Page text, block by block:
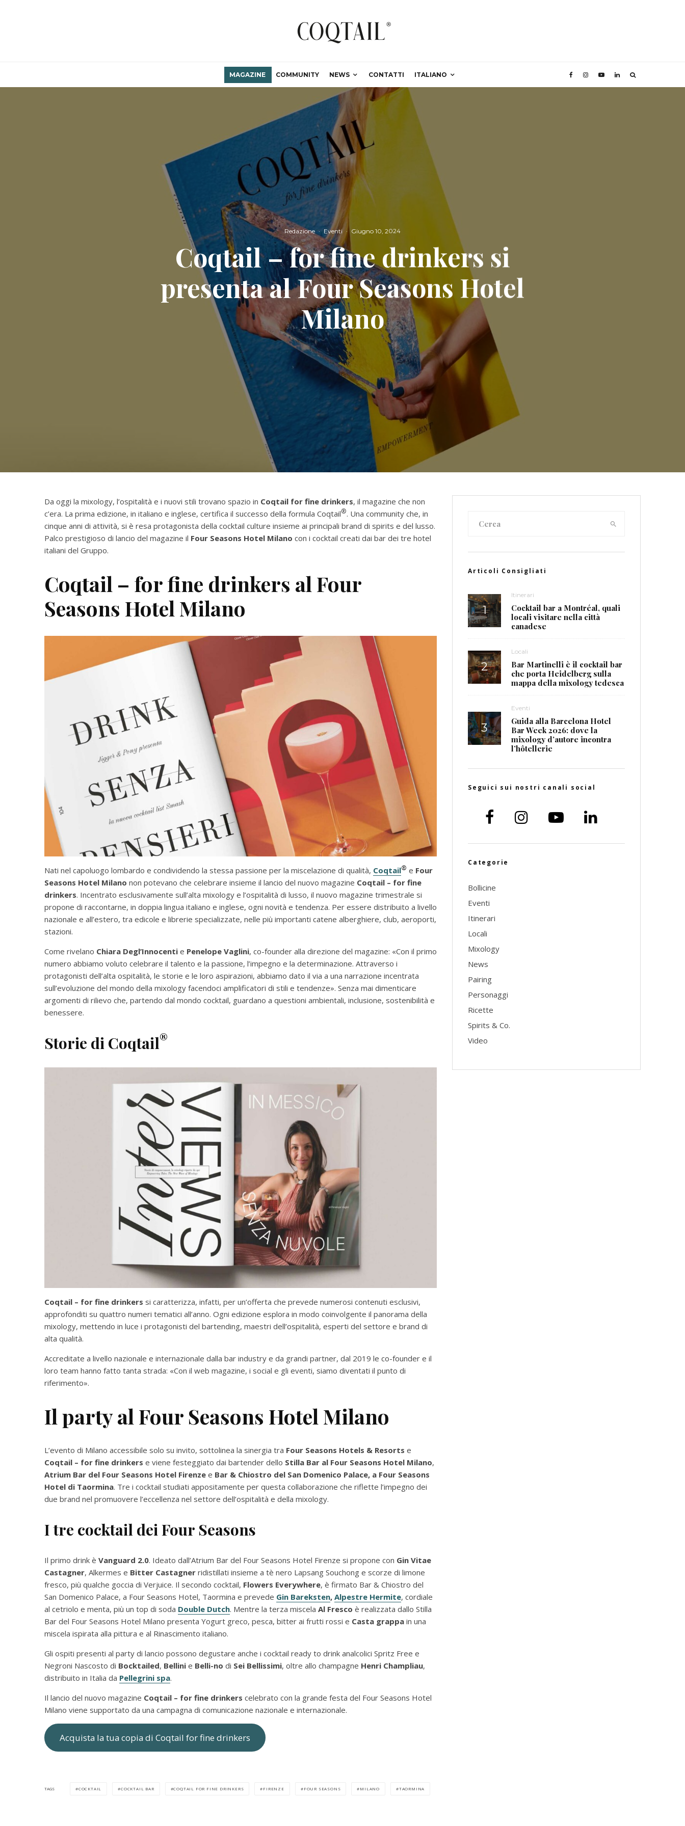
MAGAZINE COMMUNITY NEWS CONTATTI ITALIANO
Redazione · Eventi · Giugno 10, 2024
Coqtail – for fine drinkers si
presenta al Four Seasons Hotel
Milano
Da oggi la mixology, l’ospitalità e i nuovi stili trovano spazio in Coqtail for fine drinkers, il magazine che non
c’era. La prima edizione, in italiano e inglese, certifica il successo della formula Coqtail®. Una community che, in
cinque anni di attività, si è resa protagonista della cocktail culture insieme ai principali brand di spirits e del lusso.
Palco prestigioso di lancio del magazine il Four Seasons Hotel Milano con i cocktail creati dai bar dei tre hotel
italiani del Gruppo.
Coqtail – for fine drinkers al Four
Seasons Hotel Milano
Nati nel capoluogo lombardo e condividendo la stessa passione per la miscelazione di qualità, Coqtail® e Four
Seasons Hotel Milano non potevano che celebrare insieme il lancio del nuovo magazine Coqtail – for fine
drinkers. Incentrato esclusivamente sull’alta mixology e l’ospitalità di lusso, il nuovo magazine trimestrale si
propone di raccontarne, in doppia lingua italiano e inglese, ogni novità e tendenza. Per essere distribuito a livello
nazionale e all’estero, tra edicole e librerie specializzate, nelle più importanti catene alberghiere, club, aeroporti,
stazioni.
Come rivelano Chiara Degl’Innocenti e Penelope Vaglini, co-founder alla direzione del magazine: «Con il primo
numero abbiamo voluto celebrare il talento e la passione, l’impegno e la determinazione. Attraverso i
protagonisti dell’alta ospitalità, le storie e le loro aspirazioni, abbiamo dato il via a una narrazione incentrata
sull’evoluzione del mondo della mixology facendoci amplificatori di stili e tendenze». Senza mai dimenticare
argomenti di rilievo che, partendo dal mondo cocktail, guardano a questioni ambientali, inclusione, sostenibilità e
benessere.
Storie di Coqtail®
Coqtail – for fine drinkers si caratterizza, infatti, per un’offerta che prevede numerosi contenuti esclusivi,
approfonditi su quattro numeri tematici all’anno. Ogni edizione esplora in modo coinvolgente il panorama della
mixology, mettendo in luce i protagonisti del bartending, maestri dell’ospitalità, esperti del settore e brand di
alta qualità.
Accreditate a livello nazionale e internazionale dalla bar industry e da grandi partner, dal 2019 le co-founder e il
loro team hanno fatto tanta strada: «Con il web magazine, i social e gli eventi, siamo diventati il punto di
riferimento».
Il party al Four Seasons Hotel Milano
L’evento di Milano accessibile solo su invito, sottolinea la sinergia tra Four Seasons Hotels & Resorts e
Coqtail – for fine drinkers e viene festeggiato dai bartender dello Stilla Bar al Four Seasons Hotel Milano,
Atrium Bar del Four Seasons Hotel Firenze e Bar & Chiostro del San Domenico Palace, a Four Seasons
Hotel di Taormina. Tre i cocktail studiati appositamente per questa collaborazione che riflette l’impegno dei
due brand nel promuovere l’eccellenza nel settore dell’ospitalità e della mixology.
I tre cocktail dei Four Seasons
Il primo drink è Vanguard 2.0. Ideato dall’Atrium Bar del Four Seasons Hotel Firenze si propone con Gin Vitae
Castagner, Alkermes e Bitter Castagner ridistillati insieme a tè nero Lapsang Souchong e scorze di limone
fresco, più qualche goccia di Verjuice. Il secondo cocktail, Flowers Everywhere, è firmato Bar & Chiostro del
San Domenico Palace, a Four Seasons Hotel, Taormina e prevede Gin Bareksten, Alpestre Hermite, cordiale
al cetriolo e menta, più un top di soda Double Dutch. Mentre la terza miscela Al Fresco è realizzata dallo Stilla
Bar del Four Seasons Hotel Milano presenta Yogurt greco, pesca, bitter ai frutti rossi e Casta grappa in una
miscela ispirata alla pittura e al Rinascimento italiano.
Gli ospiti presenti al party di lancio possono degustare anche i cocktail ready to drink analcolici Spritz Free e
Negroni Nascosto di Bocktailed, Bellini e Belli-no di Sei Bellissimi, oltre allo champagne Henri Champliau,
distribuito in Italia da Pellegrini spa.
Il lancio del nuovo magazine Coqtail – for fine drinkers celebrato con la grande festa del Four Seasons Hotel
Milano viene supportato da una campagna di comunicazione nazionale e internazionale.
Acquista la tua copia di Coqtail for fine drinkers
TAGS COCKTAIL COCKTAIL BAR COQTAIL FOR FINE DRINKERS FIRENZE FOUR SEASONS MILANO TAORMINA
Articoli Consigliati
Itinerari
Cocktail bar a Montréal, quali
locali visitare nella città
canadese
Locali
Bar Martinelli è il cocktail bar
che porta Heidelberg sulla
mappa della mixology tedesca
Eventi
Guida alla Barcelona Hotel
Bar Week 2026: dove la
mixology d’autore incontra
l’hôtellerie
Seguici sui nostri canali social
Categorie
Bollicine
Eventi
Itinerari
Locali
Mixology
News
Pairing
Personaggi
Ricette
Spirits & Co.
Video